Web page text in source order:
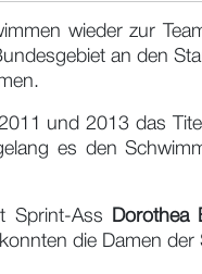
wieder zur
an den
und 2013 das
es den
Sprint-Ass Dorothea
die Damen